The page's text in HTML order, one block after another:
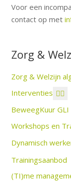
Voor een
contact op met
Zorg &
Zorg & Welzijn
Interventies
BeweegKuur GLI
Workshops en
Dynamisch
Trainingsaanbod
(TI)me